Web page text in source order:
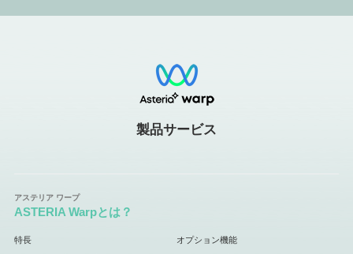
製品サービス
ASTERIA Warpとは？
特長 オプション機能